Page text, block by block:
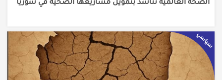
الصحة العالمية تناشد بتمويل مشاريعها الصحية في سوريا
سياسي